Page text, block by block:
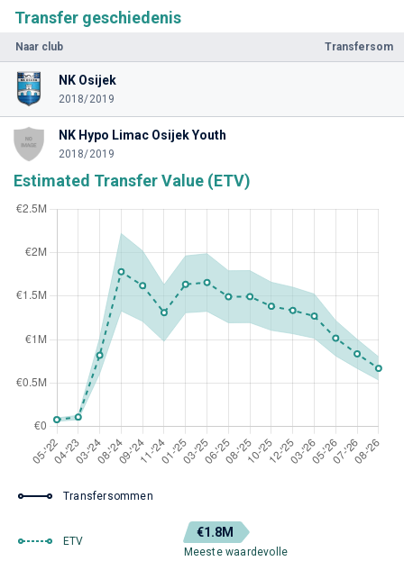
Transfer geschiedenis
Naar club Transfersom
NK Osijek
2018/2019
NK Hypo Limac Osijek Youth
2018/2019
Estimated Transfer Value (ETV)
Transfersommen
ETV
€1.8M
Meeste waardevolle